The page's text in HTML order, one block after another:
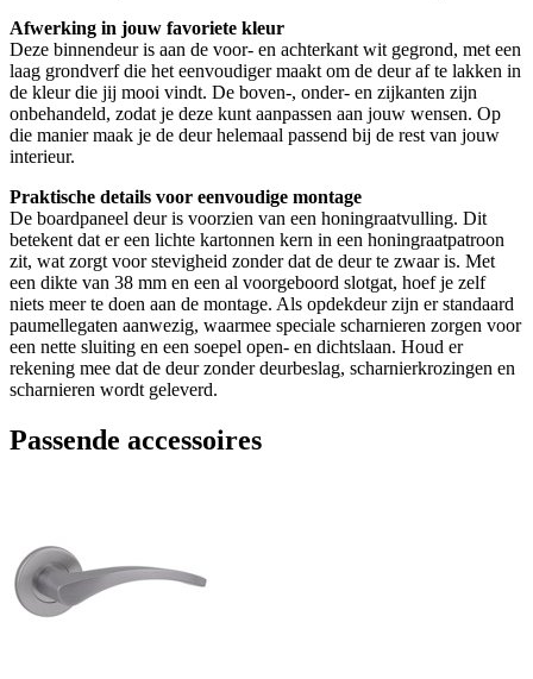
Afwerking in jouw favoriete kleur
Deze binnendeur is aan de voor- en achterkant wit gegrond, met een
laag grondverf die het eenvoudiger maakt om de deur af te lakken in
de kleur die jij mooi vindt. De boven-, onder- en zijkanten zijn
onbehandeld, zodat je deze kunt aanpassen aan jouw wensen. Op
die manier maak je de deur helemaal passend bij de rest van jouw
interieur.
Praktische details voor eenvoudige montage
De boardpaneel deur is voorzien van een honingraatvulling. Dit
betekent dat er een lichte kartonnen kern in een honingraatpatroon
zit, wat zorgt voor stevigheid zonder dat de deur te zwaar is. Met
een dikte van 38 mm en een al voorgeboord slotgat, hoef je zelf
niets meer te doen aan de montage. Als opdekdeur zijn er standaard
paumellegaten aanwezig, waarmee speciale scharnieren zorgen voor
een nette sluiting en een soepel open- en dichtslaan. Houd er
rekening mee dat de deur zonder deurbeslag, scharnierkrozingen en
scharnieren wordt geleverd.
Passende accessoires